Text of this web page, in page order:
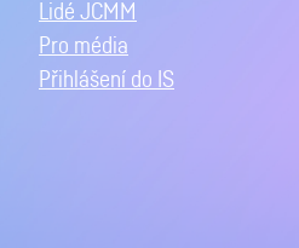
Lidé JCMM
Pro média
Přihlášení do IS